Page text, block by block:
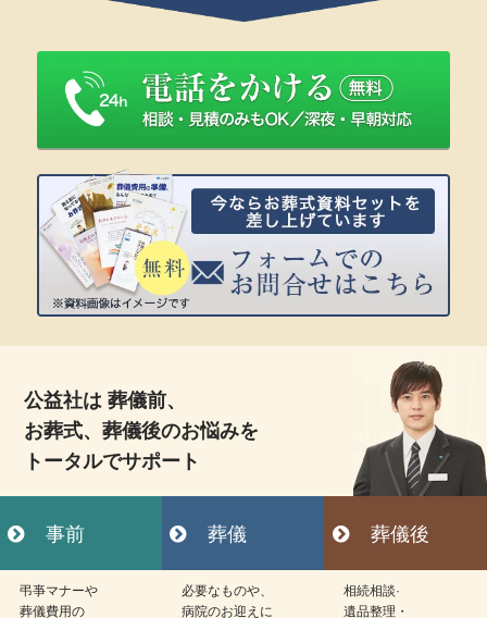
公益社は 葬儀前、
お葬式、葬儀後のお悩みを
トータルでサポート
事前 葬儀 葬儀後
弔亊マナーや
葬儀費用の
必要なものや、
病院のお迎えに
相続相談·
遺品整理・